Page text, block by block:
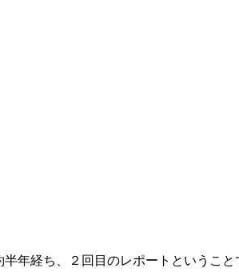
年経ち、２回目のレポートというこ